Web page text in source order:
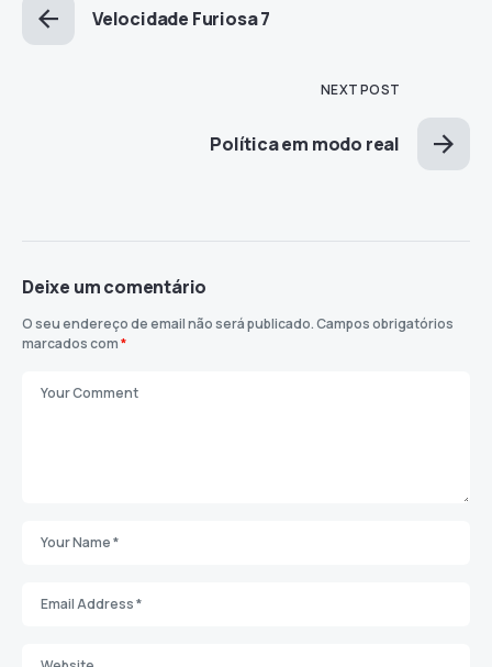
Velocidade Furiosa 7
NEXT POST
Política em modo real
Deixe um comentário
O seu endereço de email não será publicado.Campos obrigatórios
marcados com*